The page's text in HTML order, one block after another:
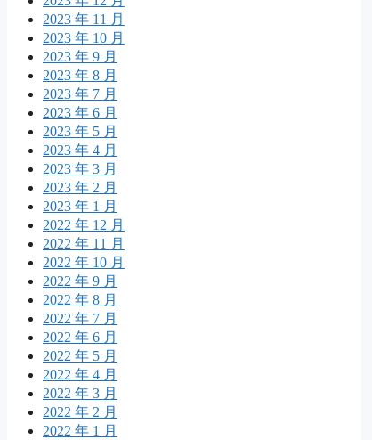
2023 年 11 月
2023 年 10 月
2023 年 9 月
2023 年 8 月
2023 年 7 月
2023 年 6 月
2023 年 5 月
2023 年 4 月
2023 年 3 月
2023 年 2 月
2023 年 1 月
2022 年 12 月
2022 年 11 月
2022 年 10 月
2022 年 9 月
2022 年 8 月
2022 年 7 月
2022 年 6 月
2022 年 5 月
2022 年 4 月
2022 年 3 月
2022 年 2 月
2022 年 1 月